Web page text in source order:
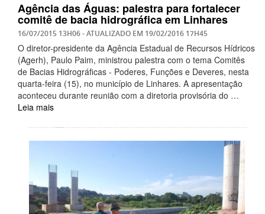
Agência das Águas: palestra para fortalecer
comitê de bacia hidrográfica em Linhares
16/07/2015 13H06- ATUALIZADO EM 19/02/2016 17H45
O diretor-presidente da Agência Estadual de Recursos Hídricos
(Agerh), Paulo Paim, ministrou palestra com o tema Comitês
de Bacias Hidrográficas - Poderes, Funções e Deveres, nesta
quarta-feira (15), no município de Linhares. A apresentação
aconteceu durante reunião com a diretoria provisória do …
Leia mais